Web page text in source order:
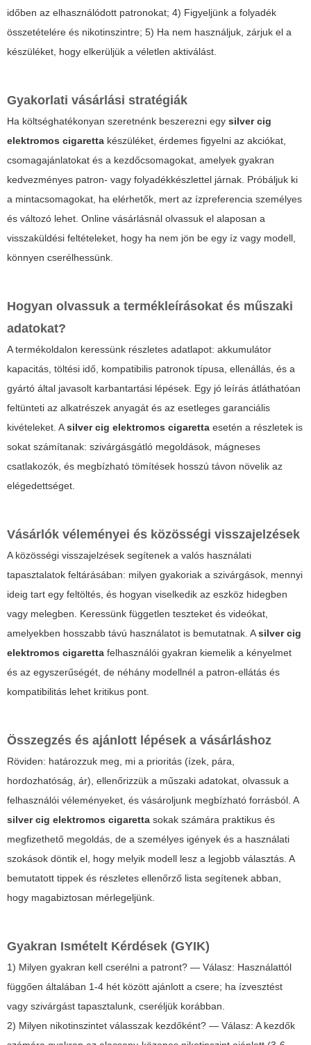
időben az elhasználódott patronokat; 4) Figyeljünk a folyadék
összetételére és nikotinszintre; 5) Ha nem használjuk, zárjuk el a
készüléket, hogy elkerüljük a véletlen aktiválást.
Gyakorlati vásárlási stratégiák
Ha költséghatékonyan szeretnénk beszerezni egy silver cig
elektromos cigaretta készüléket, érdemes figyelni az akciókat,
csomagajánlatokat és a kezdőcsomagokat, amelyek gyakran
kedvezményes patron- vagy folyadékkészlettel járnak. Próbáljuk ki
a mintacsomagokat, ha elérhetők, mert az ízpreferencia személyes
és változó lehet. Online vásárlásnál olvassuk el alaposan a
visszaküldési feltételeket, hogy ha nem jön be egy íz vagy modell,
könnyen cserélhessünk.
Hogyan olvassuk a termékleírásokat és műszaki
adatokat?
A termékoldalon keressünk részletes adatlapot: akkumulátor
kapacitás, töltési idő, kompatibilis patronok típusa, ellenállás, és a
gyártó által javasolt karbantartási lépések. Egy jó leírás átláthatóan
feltünteti az alkatrészek anyagát és az esetleges garanciális
kivételeket. Asilver cig elektromos cigaretta esetén a részletek is
sokat számítanak: szivárgásgátló megoldások, mágneses
csatlakozók, és megbízható tömítések hosszú távon növelik az
elégedettséget.
Vásárlók véleményei és közösségi visszajelzések
A közösségi visszajelzések segítenek a valós használati
tapasztalatok feltárásában: milyen gyakoriak a szivárgások, mennyi
ideig tart egy feltöltés, és hogyan viselkedik az eszköz hidegben
vagy melegben. Keressünk független teszteket és videókat,
amelyekben hosszabb távú használatot is bemutatnak. Asilver cig
elektromos cigaretta felhasználói gyakran kiemelik a kényelmet
és az egyszerűségét, de néhány modellnél a patron-ellátás és
kompatibilitás lehet kritikus pont.
Összegzés és ajánlott lépések a vásárláshoz
Röviden: határozzuk meg, mi a prioritás (ízek, pára,
hordozhatóság, ár), ellenőrizzük a műszaki adatokat, olvassuk a
felhasználói véleményeket, és vásároljunk megbízható forrásból. A
silver cig elektromos cigaretta sokak számára praktikus és
megfizethető megoldás, de a személyes igények és a használati
szokások döntik el, hogy melyik modell lesz a legjobb választás. A
bemutatott tippek és részletes ellenőrző lista segítenek abban,
hogy magabiztosan mérlegeljünk.
Gyakran Ismételt Kérdések (GYIK)
1) Milyen gyakran kell cserélni a patront? — Válasz: Használattól
függően általában 1-4 hét között ajánlott a csere; ha ízvesztést
vagy szivárgást tapasztalunk, cseréljük korábban.
2) Milyen nikotinszintet válasszak kezdőként? — Válasz: A kezdők